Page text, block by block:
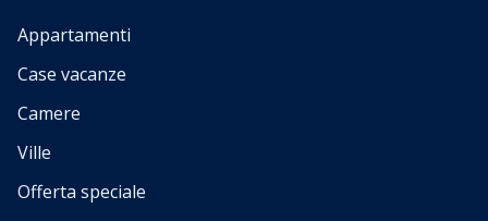
Appartamenti
Case vacanze
Camere
Ville
Offerta speciale